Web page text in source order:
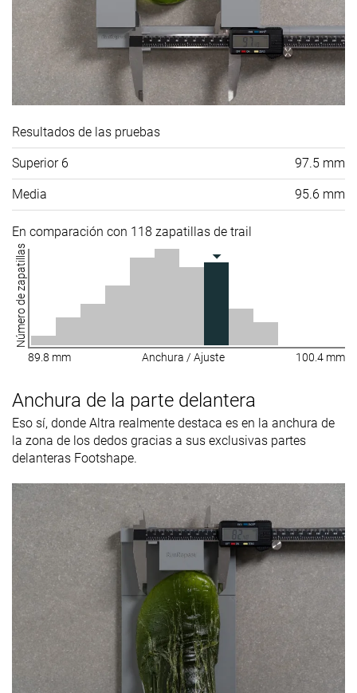
Resultados de las pruebas
Superior 6 97.5 mm
Media 95.6 mm
En comparación con 118 zapatillas de trail
Número de zapatillas
89.8 mm Anchura / Ajuste 100.4 mm
Anchura de la parte delantera
Eso sí, donde Altra realmente destaca es en la anchura de
la zona de los dedos gracias a sus exclusivas partes
delanteras Footshape.